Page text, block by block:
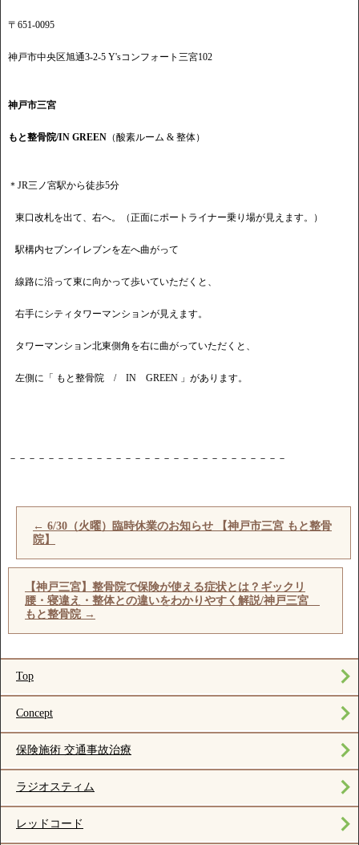
〒651-0095
神戸市中央区旭通3-2-5 Y'sコンフォート三宮102
神戸市三宮
もと整骨院/IN GREEN （酸素ルーム & 整体）
＊JR三ノ宮駅から徒歩5分
東口改札を出て、右へ。（正面にポートライナー乗り場が見えます。）
駅構内セブンイレブンを左へ曲がって
線路に沿って東に向かって歩いていただくと、
右手にシティタワーマンションが見えます。
タワーマンション北東側角を右に曲がっていただくと、
左側に「 もと整骨院 / IN GREEN 」があります。
－－－－－－－－－－－－－－－－－－－－－－－－－－－－－
← 6/30（火曜）臨時休業のお知らせ 【神戸市三宮 もと整骨
院】
【神戸三宮】整骨院で保険が使える症状とは？ギックリ
腰・寝違え・整体との違いをわかりやすく解説/神戸三宮
もと整骨院 →
Top
Concept
保険施術 交通事故治療
ラジオスティム
レッドコード